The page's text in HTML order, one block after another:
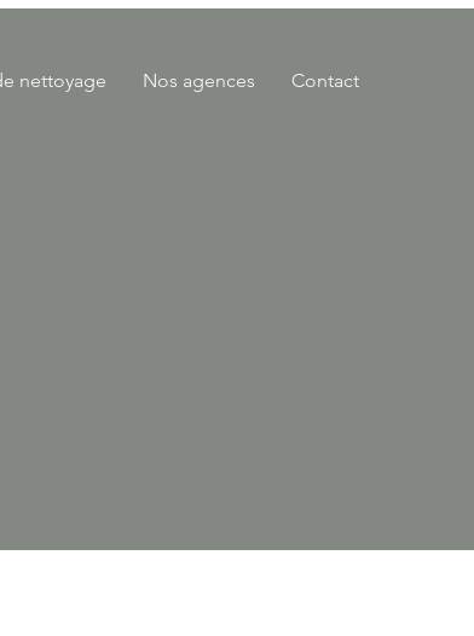
nettoyage Nos agences Contact